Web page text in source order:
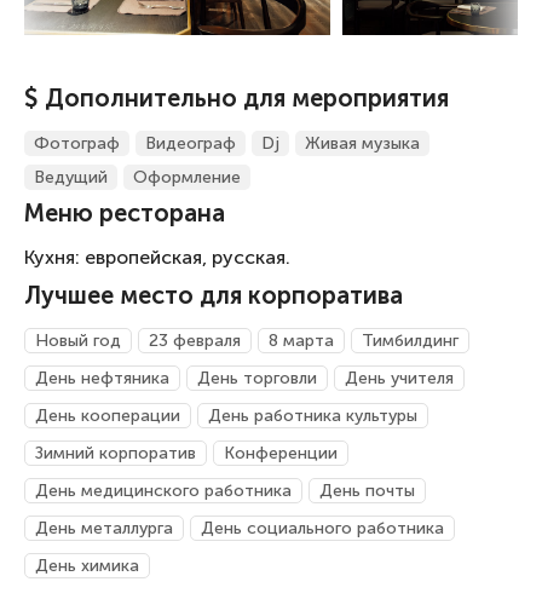
$ Дополнительно для мероприятия
Фотограф Видеограф Dj
Живая музыка
Ведущий
Оформление
Меню ресторана
Кухня: европейская, русская.
Лучшее место для корпоратива
Новый год 23 февраля 8 марта
Тимбилдинг
День нефтяника
День торговли
День учителя
День кооперации
День работника культуры
Зимний корпоратив
Конференции
День медицинского работника
День почты
День металлурга
День социального работника
День химика